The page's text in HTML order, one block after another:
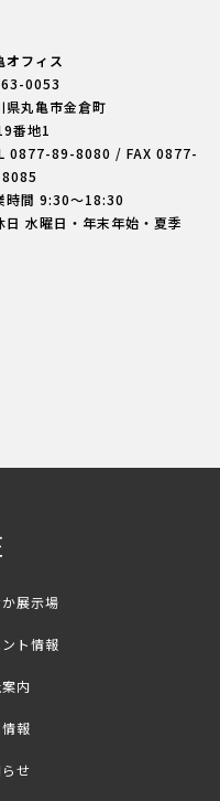
オフィス
0053
県丸亀市金倉町
番地1
0877-89-8080 / FAX 0877-
時間 9:30〜18:30
日 水曜日・年末年始・夏季
展示場
ト情報
内
報
せ